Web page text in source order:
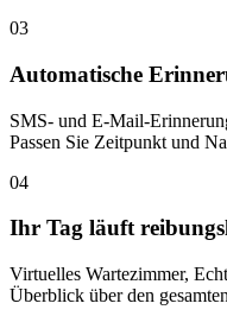
03
Automatische
SMS- und E-Mail-
Passen Sie Zeitpunkt und
04
Ihr Tag läuft
Virtuelles Wartezimmer,
Überblick über den